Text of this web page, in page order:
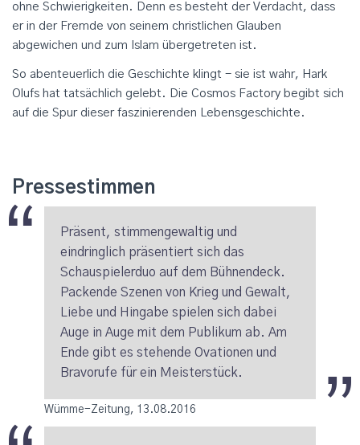
ohne Schwierigkeiten. Denn es besteht der Verdacht, dass
er in der Fremde von seinem christlichen Glauben
abgewichen und zum Islam übergetreten ist.
So abenteuerlich die Geschichte klingt - sie ist wahr, Hark
Olufs hat tatsächlich gelebt. Die Cosmos Factory begibt sich
auf die Spur dieser faszinierenden Lebensgeschichte.
Pressestimmen
Präsent, stimmengewaltig und
eindringlich präsentiert sich das
Schauspielerduo auf dem Bühnendeck.
Packende Szenen von Krieg und Gewalt,
Liebe und Hingabe spielen sich dabei
Auge in Auge mit dem Publikum ab. Am
Ende gibt es stehende Ovationen und
Bravorufe für ein Meisterstück.
Wümme-Zeitung, 13.08.2016